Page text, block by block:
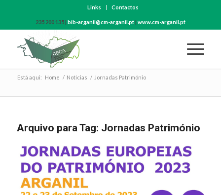
Links Contactos
235 200 135 | bib-arganil@cm-arganil.pt| www.cm-arganil.pt
Está aqui: Home / Notícias / Jornadas Património
Arquivo para Tag: Jornadas Património